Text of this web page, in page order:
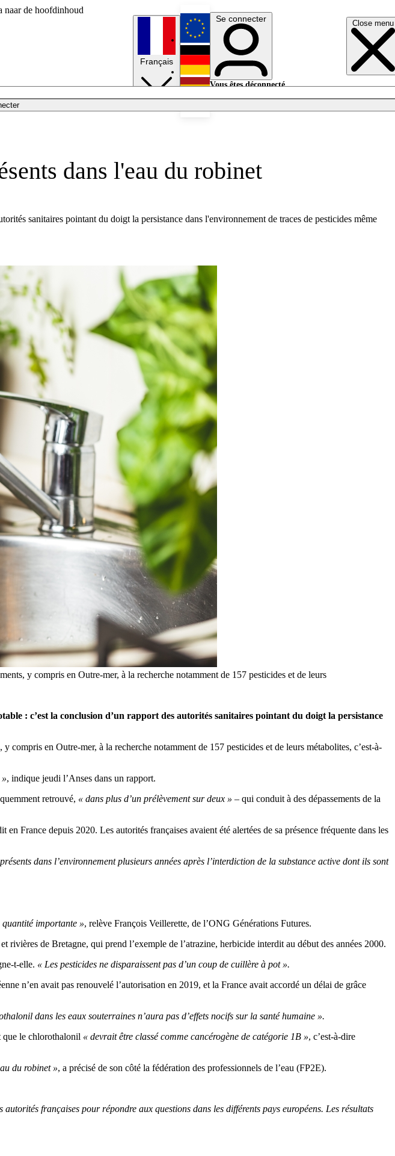
naar de hoofdinhoud
Close menu
Français
English
Deutsch
Se connecter
Vous êtes déconnecté.
dans l'eau du robinet
sanitaires pointant du doigt la persistance dans l'environnement de traces de pesticides même
y compris en Outre-mer, à la recherche notamment de 157 pesticides et de leurs
: c’est la conclusion d’un rapport des autorités sanitaires pointant du doigt la persistance
compris en Outre-mer, à la recherche notamment de 157 pesticides et de leurs métabolites, c’est-à-
, indique jeudi l’Anses dans un rapport.
retrouvé, « dans plus d’un prélèvement sur deux » – qui conduit à des dépassements de la
France depuis 2020. Les autorités françaises avaient été alertées de sa présence fréquente dans les
dans l’environnement plusieurs années après l’interdiction de la substance active dont ils sont
importante », relève François Veillerette, de l’ONG Générations Futures.
de Bretagne, qui prend l’exemple de l’atrazine, herbicide interdit au début des années 2000.
t-elle. « Les pesticides ne disparaissent pas d’un coup de cuillère à pot ».
n’en avait pas renouvelé l’autorisation en 2019, et la France avait accordé un délai de grâce
dans les eaux souterraines n’aura pas d’effets nocifs sur la santé humaine ».
que le chlorothalonil « devrait être classé comme cancérogène de catégorie 1B », c’est-à-dire
du robinet », a précisé de son côté la fédération des professionnels de l’eau (FP2E).
françaises pour répondre aux questions dans les différents pays européens. Les résultats